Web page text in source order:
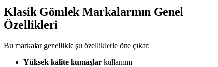
Klasik Gömlek Markalarının Genel
Özellikleri
Bu markalar genellikle şu özelliklerle öne çıkar:
Yüksek kalite kumaşlar kullanımı